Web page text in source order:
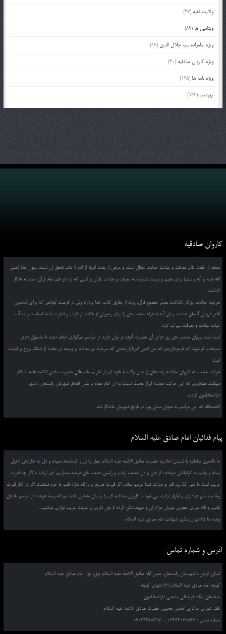
ولایت فقیه (37)
ویتامین ها (89)
ویژه امامزاده سید جلال الدین (16)
ویژه کاروان صادقیه (30)
ویژه نامه ها (135)
یهودیت (194)
کاروان صادقیه
هدف از خلقت عالم معرفت و عبادت خداوند متعال است, و غرض از بعثت انبیاء از آدم تا خاتم تحقق آن است, رسول خدا (صلی
الله علیه و آله و سلم) برای تعلیم و تربیت بشریّت به معرفت و عبادت ,قرآن و کسی که نزد او علم تمام قرآن است به یادگار
گذاشت.
هرچند حوادث روزگار نگذاشت مفسّر معصومِ قرآن, پرده از حقایق کتاب خدا بردارد ولی در فرصت کوتاهی که برای ششمین
اختر فرزوان آسمان هدایت پیش آمد,شاهراه مذهب حق را برای رهروانِ از خلقت باز کرد , و فطرت تشنه انسانیت را به آب
حیات عبادت و معرفت سیرآب کرد.
امید است پیروان مذهب حق روز عزای آن حضرت, آنچه در توان دارند در مراسم سوگواری انجام دهند تا مشمول دعای
مستجاب او شوند که فرمود((رحم الله من احیی امرنا)) رحمتی که سرمایه ی سعادت و وسیله ی نجات از شدائد برزخ و قیامت
است.
حرکت همه ساله کاروان صادقیه رفسنجان (راهیان ولایت) جلوه ای از تکریم مقام عالی حضرت صادق الائمه علیه السلام
میباشد. مفتخریم که این حرکت حماسه ابراز محبت نسبت به آن امام همام و نشان افتخار شهرمان رفسنجان ؛ شهر
دارالصادقیون گردید.
الحمدالله که این مراسم به عنوان سنتی پویا در تاریخ شهرمان ماندگار شد.
پیام فدائیان امام صادق علیه السلام
ما خادمین صادقیه با شنیدن احادیث حضرت صادق الائمه علیه السلام عطر یادش را استشمام نموده و دل به عنایاتش دخیل
بسته و چشم به کراماتش دوخته ؛ از جان و دل خدمت ارباب و رئیس مذهب مان عرضه میداریم، ای ارباب ما اگر چه قبرت
غریب است ما نمی گذاریم قدر و منزلت شما غریب بماند. اگر قبرت ضریح و بارگاه ندارد قلب ما حرم شماست اگر در کنار قبرت
وهابیت مانع عزاداری و اظهار ارادت می شود ما کاروان صادقیه ای را برایتان تشکیل داده ایم که رسما عهده دار مراسم هایتان
باشیم و ناله سرای جعفری میزبان عزاداران و میهمانانتان گردد تا جان داریم بر غربتت غریب نوازی میکنیم...
وعده ما 25 شوال سالروز شهادت امام صادق علیه السلام
آدرس و شماره تماس
استان کرمان ، شهرستان رفسنجان، حسن آباد صادق الائمه علیه السلام نوق، بلوار امام صادق علیه السلام
کوچه امام صادق علیه السلام (9) انتهای کوچه
ساختمان پایگاه فرهنگی مذهبی دارالصادقیون
دفتر شورای مرکزی انجمن محبین حضرت صادق الائمه علیه السلام
شماره تماس : 03434171563 – 09133928317